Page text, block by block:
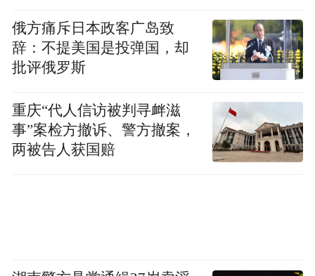
俄方痛斥日本政客广岛致
辞：不提美国是投弹国，却
批评俄罗斯
重庆“代人信访被判寻衅滋
事”案检方撤诉、警方撤案，
两被告人获国赔